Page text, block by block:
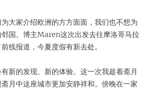
大家介绍欧洲的方方面面，我们也不想为
国。博主Maren这次出发去往摩洛哥马拉
线报道，今夏度假有新去处。
新的发现、新的体验。这一次我趁着斋月
月中这座城市更加安静祥和。傍晚在一家